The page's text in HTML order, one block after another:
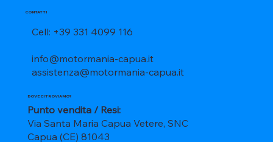
CONTATTI
Cell: +39 331 4099 116
info@motormania-capua.it
assistenza@motormania-capua.it
DOVE CI TROVIAMO?
Punto vendita / Resi:
Via Santa Maria Capua Vetere, SNC
Capua (CE) 81043